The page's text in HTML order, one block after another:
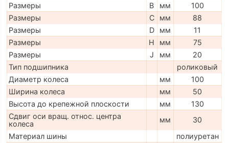
Размеры
B мм
100
Размеры
C мм
88
Размеры
D мм
11
Размеры
H мм
75
Размеры
J мм
20
Тип подшипника
роликовый
Диаметр колеса
мм
100
Ширина колеса
мм
50
Высота до крепежной плоскости
мм
130
Сдвиг оси вращ. относ. центра
колеса
мм
30
Материал шины
полиуретан